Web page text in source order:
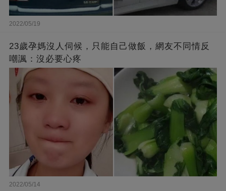
2022/05/19
23歲孕媽沒人伺候，只能自己做飯，網友不同情反
嘲諷：沒必要心疼
2022/05/14